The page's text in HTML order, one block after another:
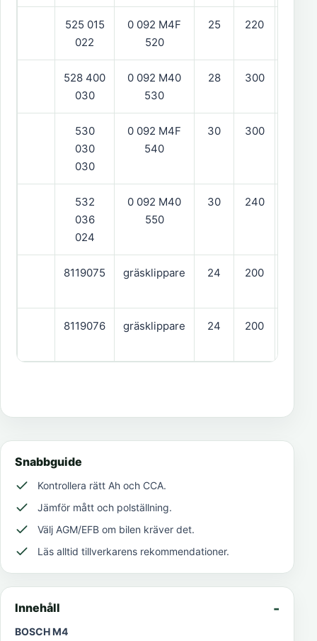
525 015
022
0 092 M4F
520
25 220
528 400
030
0 092 M40
530
28 300
530
030
030
0 092 M4F
540
30 300
532
036
024
0 092 M40
550
30 240
8119075 gräsklippare 24 200
8119076 gräsklippare 24 200
Snabbguide
Kontrollera rätt Ah och CCA.
Jämför mått och polställning.
Välj AGM/EFB om bilen kräver det.
Läs alltid tillverkarens rekommendationer.
Innehåll
BOSCH M4